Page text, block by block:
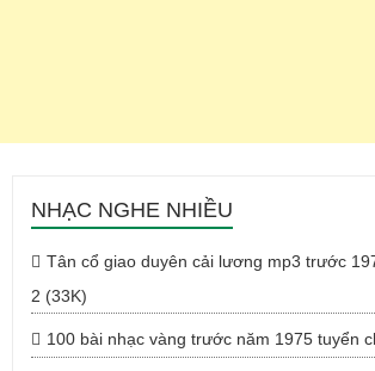
NHẠC NGHE NHIỀU
Tân cổ giao duyên cải lương mp3 trước
2 (33K)
100 bài nhạc vàng trước năm 1975 tuyển